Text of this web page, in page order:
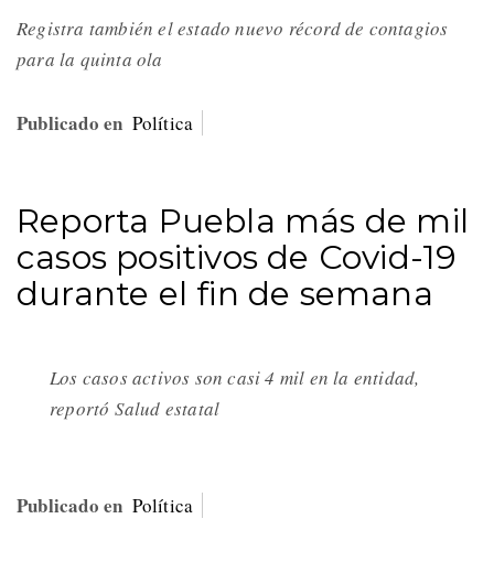
Registra también el estado nuevo récord de contagios
para la quinta ola
Publicado en Política
Reporta Puebla más de mil
casos positivos de Covid-19
durante el fin de semana
Los casos activos son casi 4 mil en la entidad,
reportó Salud estatal
Publicado en Política